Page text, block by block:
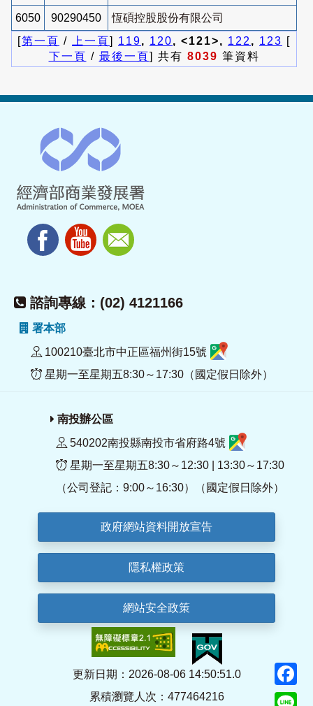
6050 90290450
恆碩控股股份有限公司
[第一頁 / 上一頁] 119, 120, <121>, 122 , 123 [
下一頁 / 最後一頁] 共有 8039 筆資料
諮詢專線：(02) 4121166
署本部
100210臺北市中正區福州街15號
星期一至星期五8:30～17:30（國定假日除外）
南投辦公區
540202南投縣南投市省府路4號
星期一至星期五8:30～12:30 | 13:30～17:30
（公司登記：9:00～16:30）（國定假日除外）
政府網站資料開放宣告
隱私權政策
網站安全政策
更新日期：2026-08-06 14:50:51.0
累積瀏覽人次：477464216